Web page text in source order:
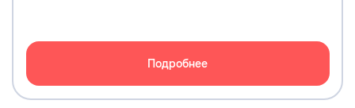
Подробнее